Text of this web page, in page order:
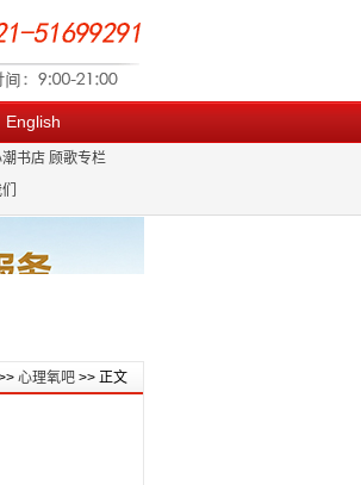
English
书店 顾歌专栏
心理氧吧 >> 正文